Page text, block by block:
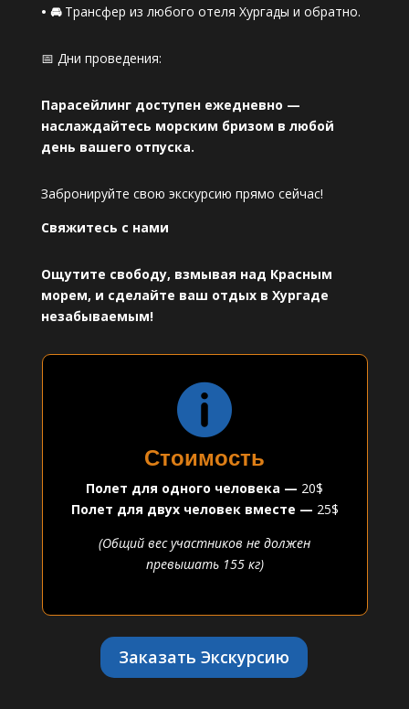
• 🚘 Трансфер из любого отеля Хургады и обратно.
📅 Дни проведения:
Парасейлинг доступен ежедневно —
наслаждайтесь морским бризом в любой
день вашего отпуска.
Забронируйте свою экскурсию прямо сейчас!
Свяжитесь с нами
Ощутите свободу, взмывая над Красным
морем, и сделайте ваш отдых в Хургаде
незабываемым!

Стоимость
Полет для одного человека — 20$
Полет для двух человек вместе — 25$
(Общий вес участников не должен
превышать 155 кг)
Заказать Экскурсию